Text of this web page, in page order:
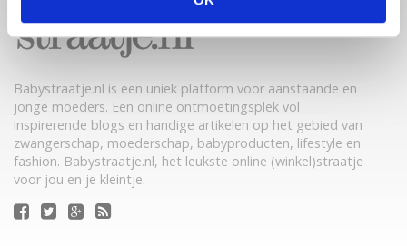
Babystraatje.nl is een uniek platform voor aanstaande en
jonge moeders. Een online ontmoetingsplek vol
inspirerende blogs en handige artikelen op het gebied van
zwangerschap, moederschap, babyproducten, lifestyle en
fashion. Babystraatje.nl, het leukste online (winkel)straatje
voor jou en je kleintje.